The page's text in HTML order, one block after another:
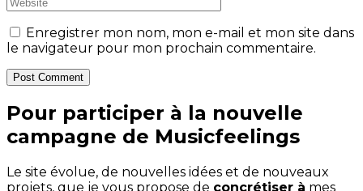
Enregistrer mon nom, mon e-mail et mon site dans
le navigateur pour mon prochain commentaire.
Post Comment
Pour participer à la nouvelle
campagne de Musicfeelings
Le site évolue, de nouvelles idées et de nouveaux
projets, que je vous propose de concrétiser à mes